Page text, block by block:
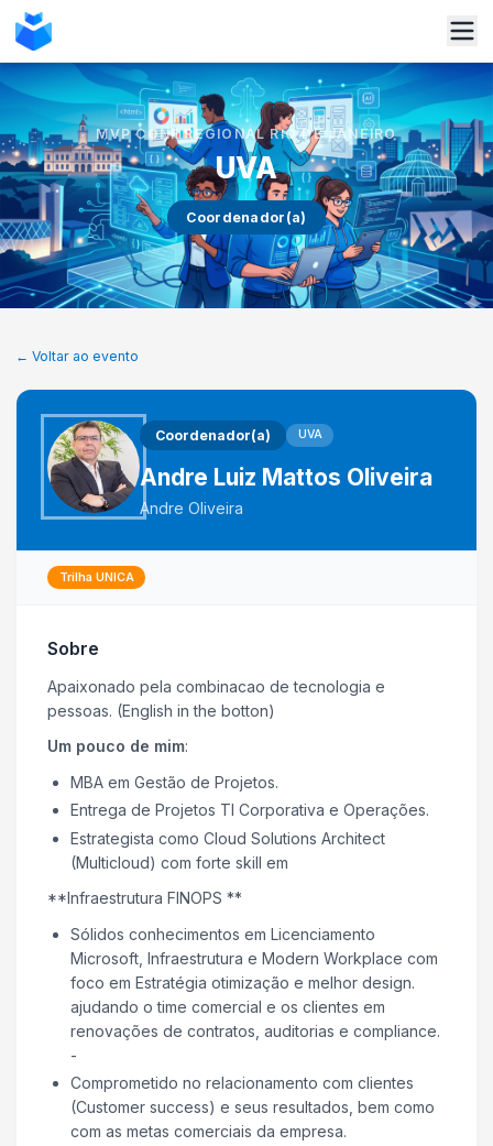
MVP CONF REGIONAL RIO DE JANEIRO
UVA
Coordenador(a)
← Voltar ao evento
Coordenador(a) UVA
Andre Luiz Mattos Oliveira
Andre Oliveira
Trilha UNICA
Sobre
Apaixonado pela combinacao de tecnologia e
pessoas. (English in the botton)
Um pouco de mim:
MBA em Gestão de Projetos.
Entrega de Projetos TI Corporativa e Operações.
Estrategista como Cloud Solutions Architect
(Multicloud) com forte skill em
**Infraestrutura FINOPS **
Sólidos conhecimentos em Licenciamento
Microsoft, Infraestrutura e Modern Workplace com
foco em Estratégia otimização e melhor design.
ajudando o time comercial e os clientes em
renovações de contratos, auditorias e compliance.
-
Comprometido no relacionamento com clientes
(Customer success) e seus resultados, bem como
com as metas comerciais da empresa.